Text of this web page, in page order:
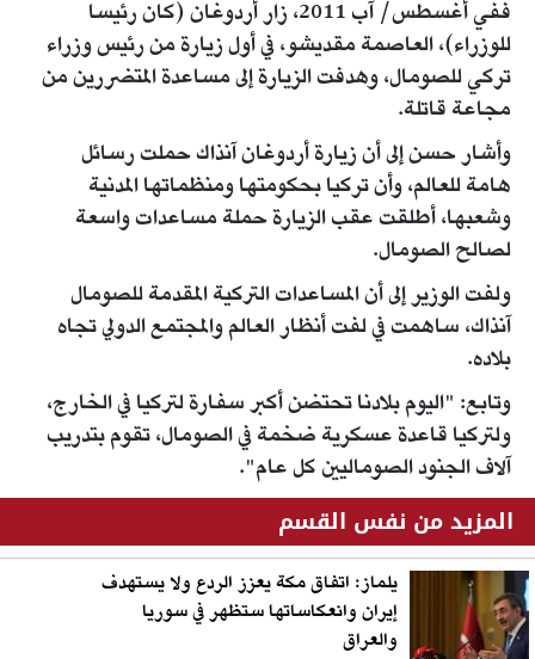
ففي أغسطس/ آب 2011، زار أردوغان (كان رئيسا
للوزراء)، العاصمة مقديشو، في أول زيارة من رئيس وزراء
تركي للصومال، وهدفت الزيارة إلى مساعدة المتضررين من
مجاعة قاتلة.
وأشار حسن إلى أن زيارة أردوغان آنذاك حملت رسائل
هامة للعالم، وأن تركيا بحكومتها ومنظماتها المدنية
وشعبها، أطلقت عقب الزيارة حملة مساعدات واسعة
لصالح الصومال.
ولفت الوزير إلى أن المساعدات التركية المقدمة للصومال
آنذاك، ساهمت في لفت أنظار العالم والمجتمع الدولي تجاه
بلاده.
وتابع: "اليوم بلادنا تحتضن أكبر سفارة لتركيا في الخارج،
ولتركيا قاعدة عسكرية ضخمة في الصومال، تقوم بتدريب
آلاف الجنود الصوماليين كل عام".
المزيد من نفس القسم
يلماز: اتفاق مكة يعزز الردع ولا يستهدف
إيران وانعكاساتها ستظهر في سوريا
والعراق